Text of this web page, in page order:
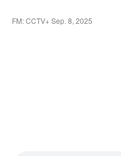
FM: CCTV+ Sep. 8, 2025